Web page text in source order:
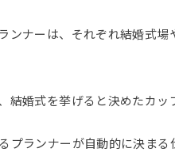
ンナーは、それぞれ結婚式
結婚式を挙げると決めたカ
プランナーが自動的に決まる